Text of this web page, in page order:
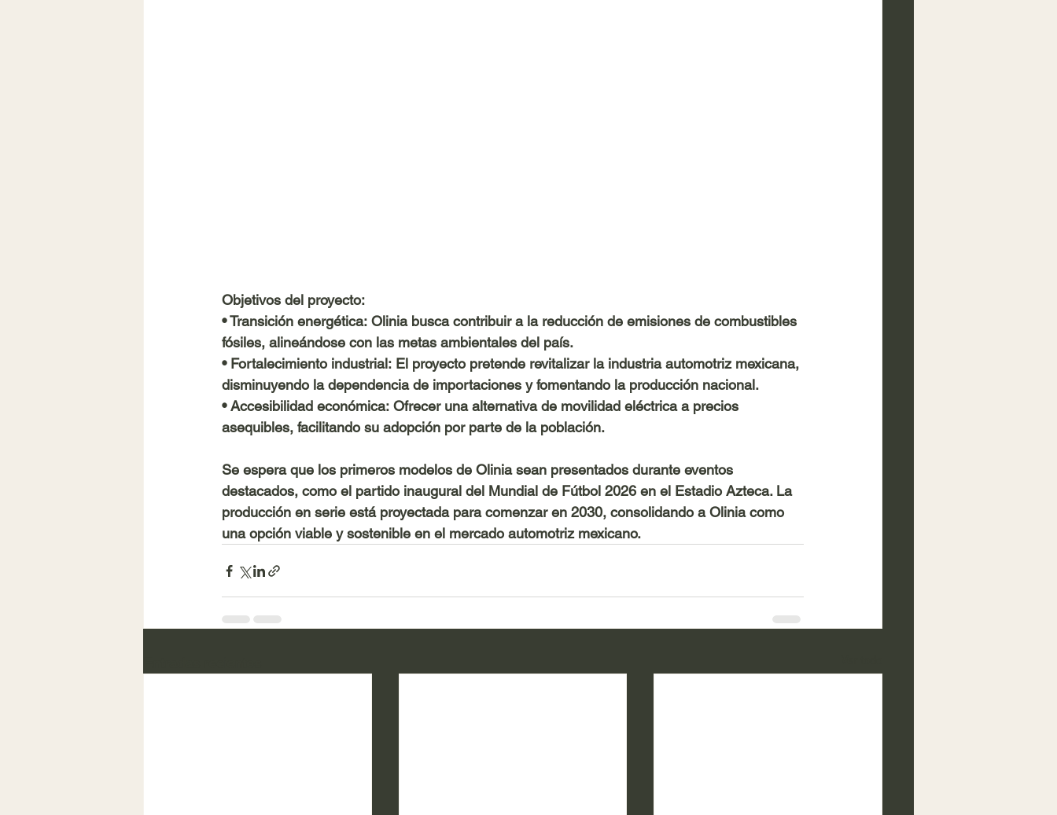
Objetivos del proyecto:
• Transición energética: Olinia busca contribuir a la reducción de emisiones de combustibles
fósiles, alineándose con las metas ambientales del país.
• Fortalecimiento industrial: El proyecto pretende revitalizar la industria automotriz mexicana,
disminuyendo la dependencia de importaciones y fomentando la producción nacional.
• Accesibilidad económica: Ofrecer una alternativa de movilidad eléctrica a precios
asequibles, facilitando su adopción por parte de la población.
Se espera que los primeros modelos de Olinia sean presentados durante eventos
destacados, como el partido inaugural del Mundial de Fútbol 2026 en el Estadio Azteca. La
producción en serie está proyectada para comenzar en 2030, consolidando a Olinia como
una opción viable y sostenible en el mercado automotriz mexicano.